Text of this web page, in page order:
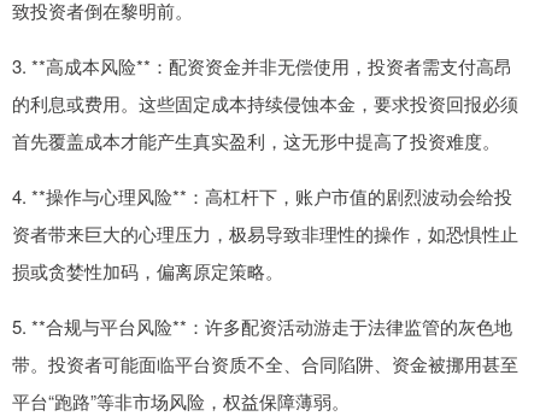
致投资者倒在黎明前。
3. **高成本风险**：配资资金并非无偿使用，投资者需支付高昂
的利息或费用。这些固定成本持续侵蚀本金，要求投资回报必须
首先覆盖成本才能产生真实盈利，这无形中提高了投资难度。
4. **操作与心理风险**：高杠杆下，账户市值的剧烈波动会给投
资者带来巨大的心理压力，极易导致非理性的操作，如恐惧性止
损或贪婪性加码，偏离原定策略。
5. **合规与平台风险**：许多配资活动游走于法律监管的灰色地
带。投资者可能面临平台资质不全、合同陷阱、资金被挪用甚至
平台“跑路”等非市场风险，权益保障薄弱。